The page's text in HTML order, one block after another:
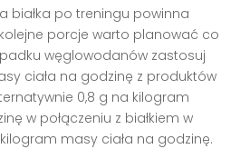
białka po treningu powinna
porcje warto planować co
węglowodanów zastosuj
ciała na godzinę z produktów
0,8 g na kilogram
w połączeniu z białkiem w
masy ciała na godzinę.